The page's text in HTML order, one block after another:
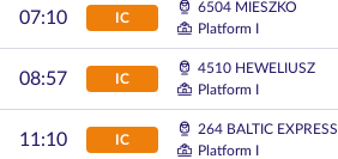
07:10 IC
6504 MIESZKO
Platform I
08:57 IC
4510 HEWELIUSZ
Platform I
11:10 IC
264 BALTIC EXPRESS
Platform I